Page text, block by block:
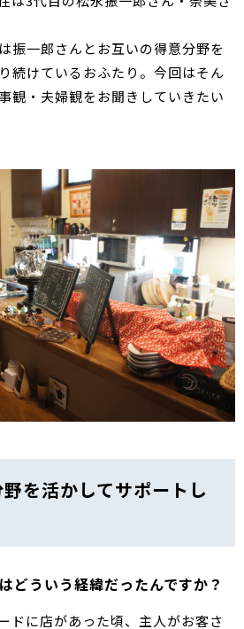
振一郎さんとお互いの得意分野を
続けているおふたり。今回はそん
観・夫婦観をお聞きしていきたい
を活かしてサポートし
どういう経緯だったんですか？
ドに店があった頃、主人がお客さ